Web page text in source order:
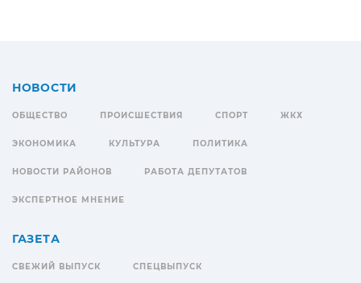
НОВОСТИ
ОБЩЕСТВО ПРОИСШЕСТВИЯ СПОРТ ЖКХ
ЭКОНОМИКА КУЛЬТУРА ПОЛИТИКА
НОВОСТИ РАЙОНОВ РАБОТА ДЕПУТАТОВ
ЭКСПЕРТНОЕ МНЕНИЕ
ГАЗЕТА
СВЕЖИЙ ВЫПУСК СПЕЦВЫПУСК